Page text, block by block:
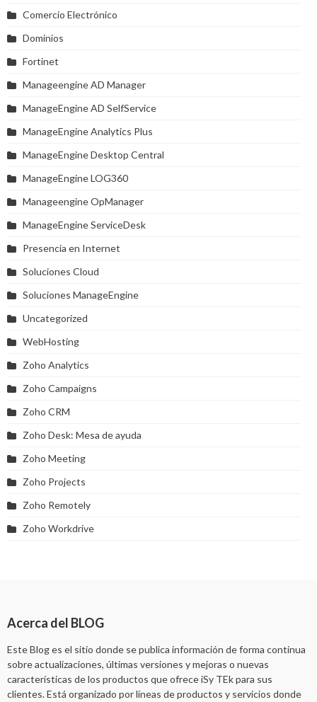
Comercio Electrónico
Dominios
Fortinet
Manageengine AD Manager
ManageEngine AD SelfService
ManageEngine Analytics Plus
ManageEngine Desktop Central
ManageEngine LOG360
Manageengine OpManager
ManageEngine ServiceDesk
Presencia en Internet
Soluciones Cloud
Soluciones ManageEngine
Uncategorized
WebHosting
Zoho Analytics
Zoho Campaigns
Zoho CRM
Zoho Desk: Mesa de ayuda
Zoho Meeting
Zoho Projects
Zoho Remotely
Zoho Workdrive
Acerca del BLOG
Este Blog es el sitio donde se publica información de forma continua
sobre actualizaciones, últimas versiones y mejoras o nuevas
características de los productos que ofrece iSy TEk para sus
clientes. Está organizado por líneas de productos y servicios donde